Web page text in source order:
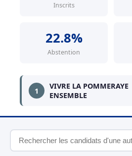
Inscrits
22.8%
Abstention
1
VIVRE LA POMMERAYE
ENSEMBLE